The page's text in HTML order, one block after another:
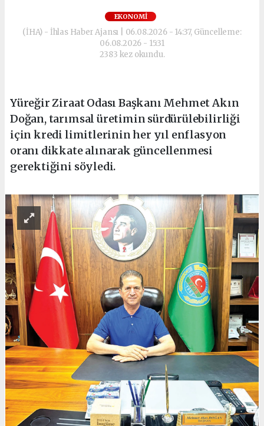
EKONOMI
(İHA) - İhlas Haber Ajansı | 06.08.2026 - 14:37, Güncelleme:
06.08.2026 - 15:31
2383 kez okundu.
Yüreğir Ziraat Odası Başkanı Mehmet Akın
Doğan, tarımsal üretimin sürdürülebilirliği
için kredi limitlerinin her yıl enflasyon
oranı dikkate alınarak güncellenmesi
gerektiğini söyledi.